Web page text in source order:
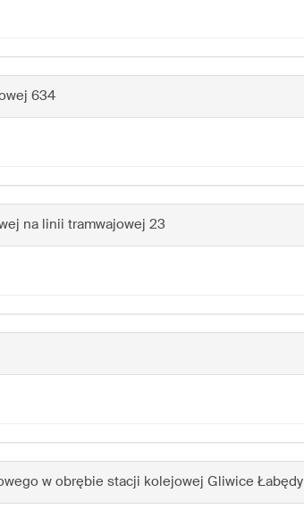
634
na linii tramwajowej 23
w obrębie stacji kolejowej Gliwice Łabędy